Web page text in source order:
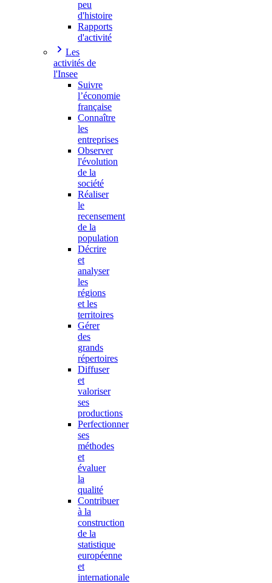
peu
d'histoire
Rapports
d'activité
Les
activités de
l'Insee
Suivre
l’économie
française
Connaître
les
entreprises
Observer
l'évolution
de la
société
Réaliser
le
recensement
de la
population
Décrire
et
analyser
les
régions
et les
territoires
Gérer
des
grands
répertoires
Diffuser
et
valoriser
ses
productions
Perfectionner
ses
méthodes
et
évaluer
la
qualité
Contribuer
à la
construction
de la
statistique
européenne
et
internationale